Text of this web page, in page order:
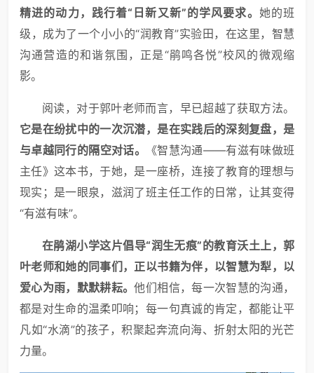
精进的动力，践行着“日新又新”的学风要求。 她的班
级，成为了一个小小的“润教育”实验田，在这里，智慧
沟通营造的和谐氛围，正是“鹃鸣各悦”校风的微观缩
影。
阅读，对于郭叶老师而言，早已超越了获取方法。
它是在纷扰中的一次沉潜，是在实践后的深刻复盘，是
与卓越同行的隔空对话。
《智慧沟通——有滋有味做班
主任》这本书，于她，是一座桥，连接了教育的理想与
现实；是一眼泉，滋润了班主任工作的日常，让其变得
“有滋有味”。
在鹃湖小学这片倡导“润生无痕”的教育沃土上，郭
叶老师和她的同事们，正以书籍为伴，以智慧为犁，以
爱心为雨，默默耕耘。他们相信，每一次智慧的沟通，
都是对生命的温柔叩响；每一句真诚的肯定，都能让平
凡如“水滴”的孩子，积聚起奔流向海、折射太阳的光芒
力量。